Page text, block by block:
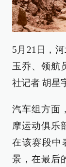
5月21日，
玉乔、领航
社记者 胡星
汽车组方面
摩运动俱乐
在该赛段中
景，在最后